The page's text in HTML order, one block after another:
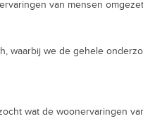
van mensen
waarbij we de gehele
wat de woonervaringen